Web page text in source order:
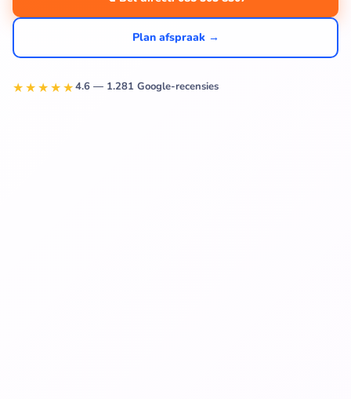
Plan afspraak →
★★★★★4.6 — 1.281 Google-recensies